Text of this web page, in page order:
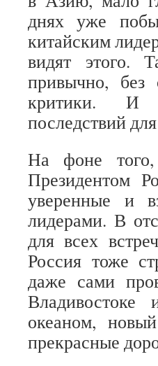
днях уже
китайским
видят этого.
привычно, без
критики. И
последствий
На фоне того,
Президентом
уверенные и
лидерами. В
для всех
Россия тоже
даже сами
океаном,
прекрасные